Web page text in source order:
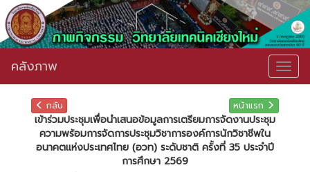
คลังภาพ
กลับ หน้าแรก
เข้าร่วมประชุมเพื่อนำเสนอข้อมูลการเตรียมการจัดงานประชุม
ความพร้อมการจัดการประชุมวิชาการองค์การนักวิชาชีพใน
อนาคตแห่งประเทศไทย (อวท) ระดับชาติ ครั้งที่ 35 ประจำปี
การศึกษา 2569